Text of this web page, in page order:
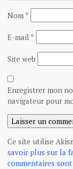
Nom *
E-mail *
Site web
Enregistrer mon
navigateur pour
Ce site utilise
savoir plus sur la
commentaires